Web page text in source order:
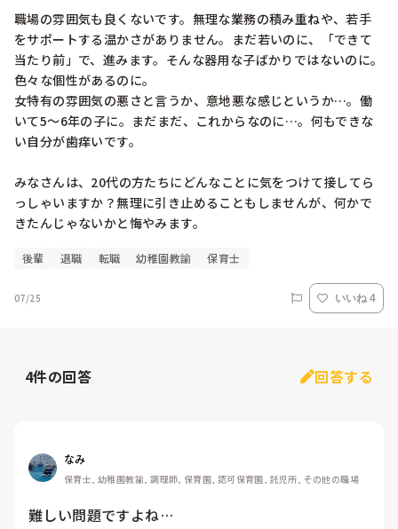
職場の雰囲気も良くないです。無理な業務の積み重ねや、若手
をサポートする温かさがありません。まだ若いのに、「できて
当たり前」で、進みます。そんな器用な子ばかりではないのに。
色々な個性があるのに。
女特有の雰囲気の悪さと言うか、意地悪な感じというか…。働
いて5〜6年の子に。まだまだ、これからなのに…。何もできな
い自分が歯痒いです。
みなさんは、20代の方たちにどんなことに気をつけて接してら
っしゃいますか？無理に引き止めることもしませんが、何かで
後輩 退職 転職 幼稚園教諭 保育士
07/25 いいね 4
4件の回答 回答する
なみ
保育士, 幼稚園教諭, 調理師, 保育園, 認可保育園, 託児所, その他の職場
難しい問題ですよね…